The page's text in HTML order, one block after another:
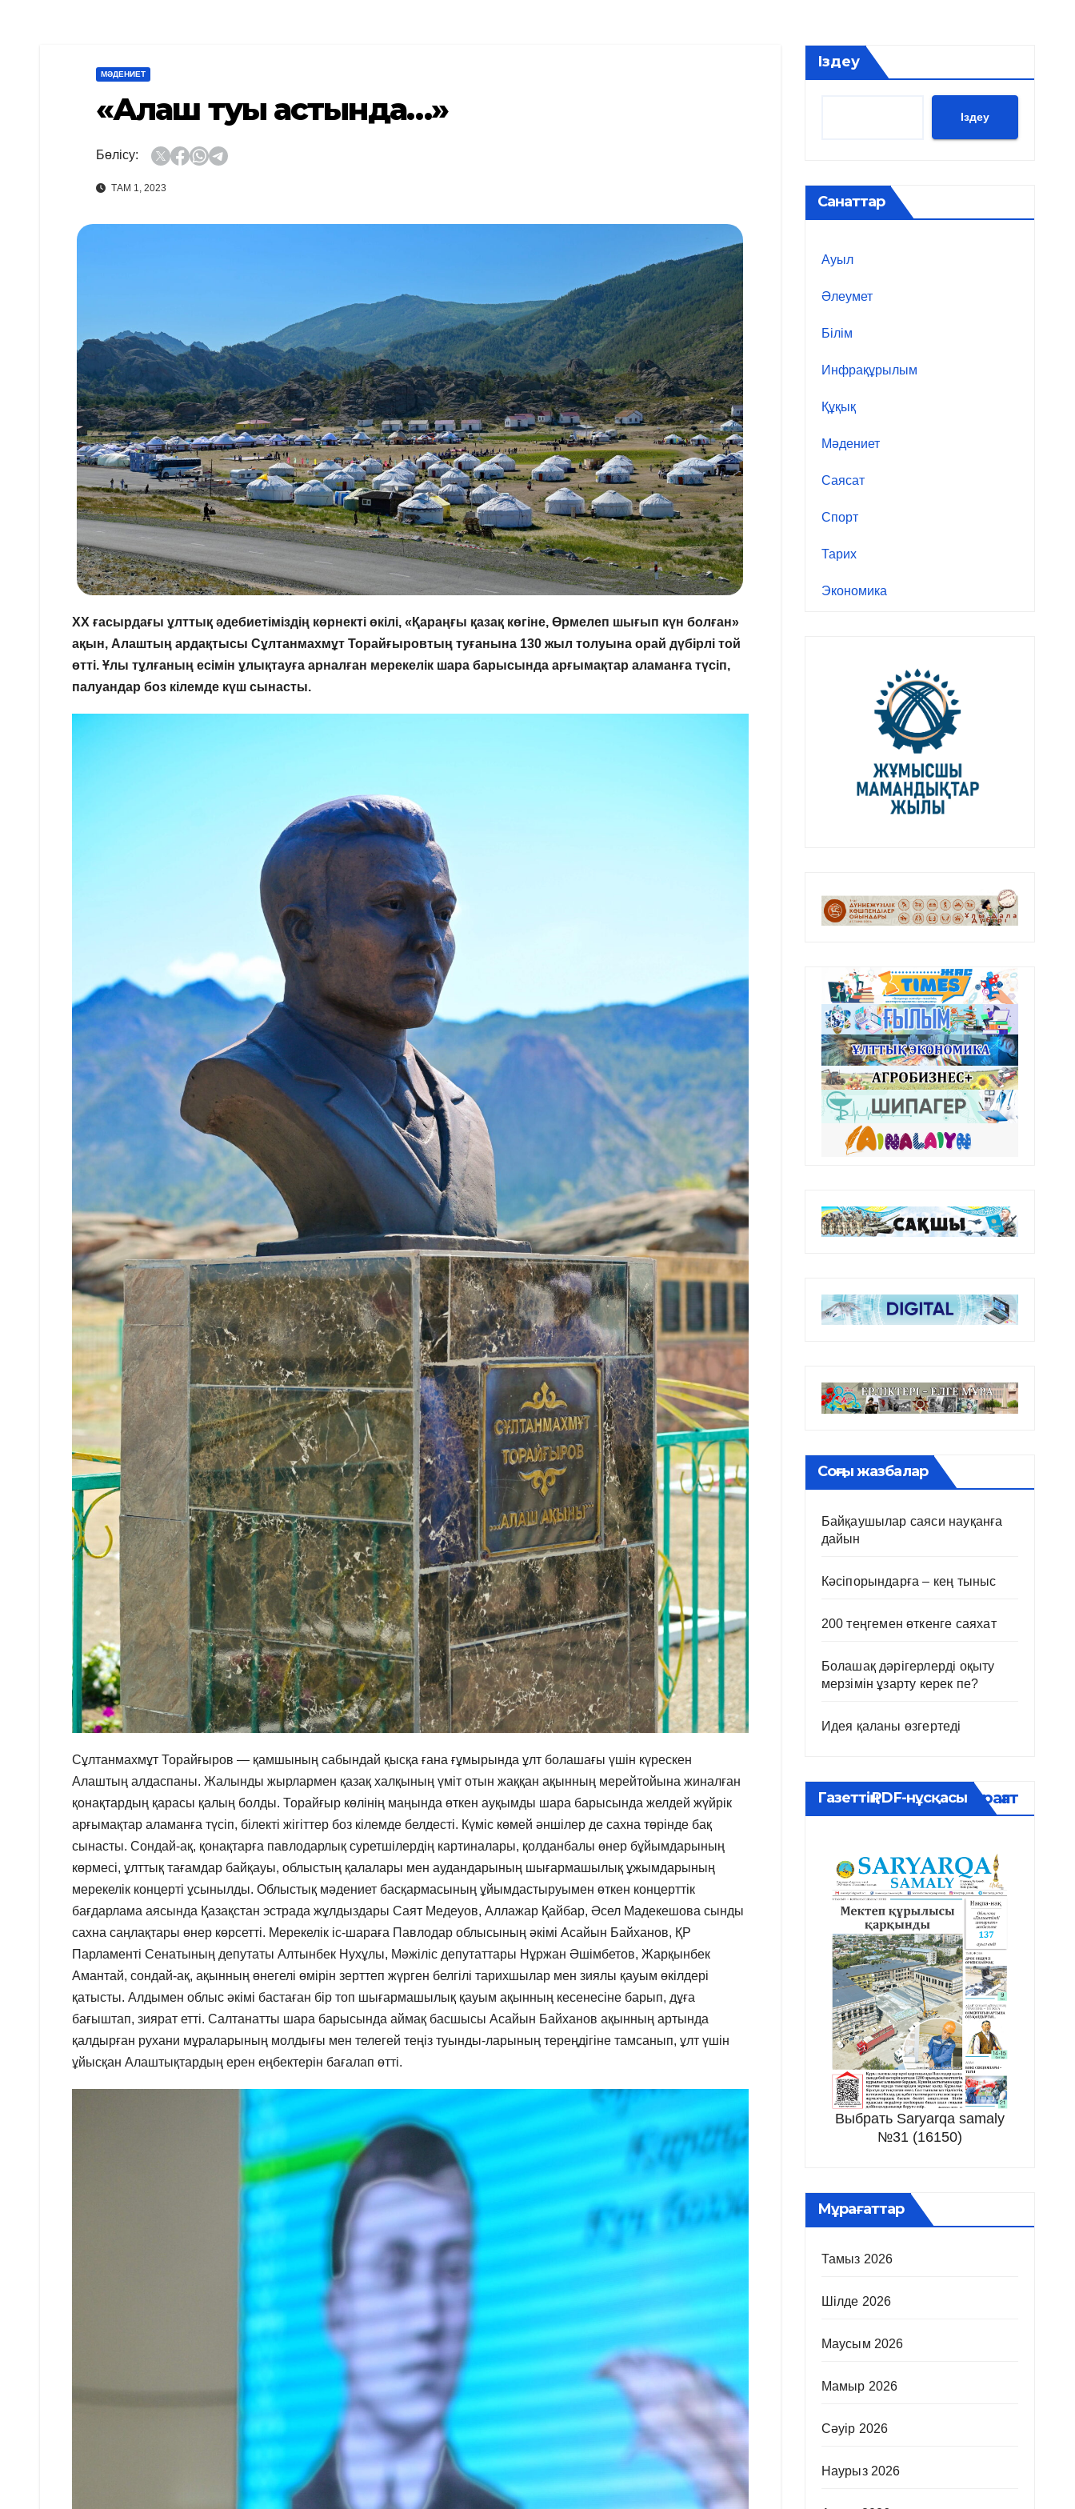
МӘДЕНИЕТ
«Алаш туы астында…»
Бөлісу:
ТАМ 1, 2023
ХХ ғасырдағы ұлттық әдебиетіміздің көрнекті өкілі, «Қараңғы қазақ көгіне, Өрмелеп шығып күн болған»
ақын, Алаштың ардақтысы Сұлтанмахмұт Торайғыровтың туғанына 130 жыл толуына орай дүбірлі той
өтті. Ұлы тұлғаның есімін ұлықтауға арналған мерекелік шара барысында арғымақтар аламанға түсіп,
палуандар боз кілемде күш сынасты.
Сұлтанмахмұт Торайғыров — қамшының сабындай қысқа ғана ғұмырында ұлт болашағы үшін күрескен
Алаштың алдаспаны. Жалынды жырлармен қазақ халқының үміт отын жаққан ақынның мерейтойына жиналған
қонақтардың қарасы қалың болды. Торайғыр көлінің маңында өткен ауқымды шара барысында желдей жүйрік
арғымақтар аламанға түсіп, білекті жігіттер боз кілемде белдесті. Күміс көмей әншілер де сахна төрінде бақ
сынасты. Сондай-ақ, қонақтарға павлодарлық суретшілердің картиналары, қолданбалы өнер бұйымдарының
көрмесі, ұлттық тағамдар байқауы, облыстың қалалары мен аудандарының шығармашылық ұжымдарының
мерекелік концерті ұсынылды. Облыстық мәдениет басқармасының ұйымдастыруымен өткен концерттік
бағдарлама аясында Қазақстан эстрада жұлдыздары Саят Медеуов, Аллажар Қайбар, Әсел Мадекешова сынды
сахна саңлақтары өнер көрсетті. Мерекелік іс-шараға Павлодар облысының әкімі Асайын Байханов, ҚР
Парламенті Сенатының депутаты Алтынбек Нухұлы, Мәжіліс депутаттары Нұржан Әшімбетов, Жарқынбек
Амантай, сондай-ақ, ақынның өнегелі өмірін зерттеп жүрген белгілі тарихшылар мен зиялы қауым өкілдері
қатысты. Алдымен облыс әкімі бастаған бір топ шығармашылық қауым ақынның кесенесіне барып, дұға
бағыштап, зиярат етті. Салтанатты шара барысында аймақ басшысы Асайын Байханов ақынның артында
қалдырған рухани мұраларының молдығы мен телегей теңіз туынды-ларының тереңдігіне тамсанып, ұлт үшін
ұйысқан Алаштықтардың ерен еңбектерін бағалап өтті.
Іздеу
Іздеу
Санаттар
Ауыл
Әлеумет
Білім
Инфрақұрылым
Құқық
Мәдениет
Саясат
Спорт
Тарих
Экономика
Соңғы жазбалар
Байқаушылар саяси науқанға
дайын
Кәсіпорындарға – кең тыныс
200 теңгемен өткенге саяхат
Болашақ дәрігерлерді оқыту
мерзімін ұзарту керек пе?
Идея қаланы өзгертеді
Газеттің PDF-нұсқасыМұрағат
Выбрать Saryarqa samaly
№31 (16150)
Мұрағаттар
Тамыз 2026
Шілде 2026
Маусым 2026
Мамыр 2026
Сәуір 2026
Наурыз 2026